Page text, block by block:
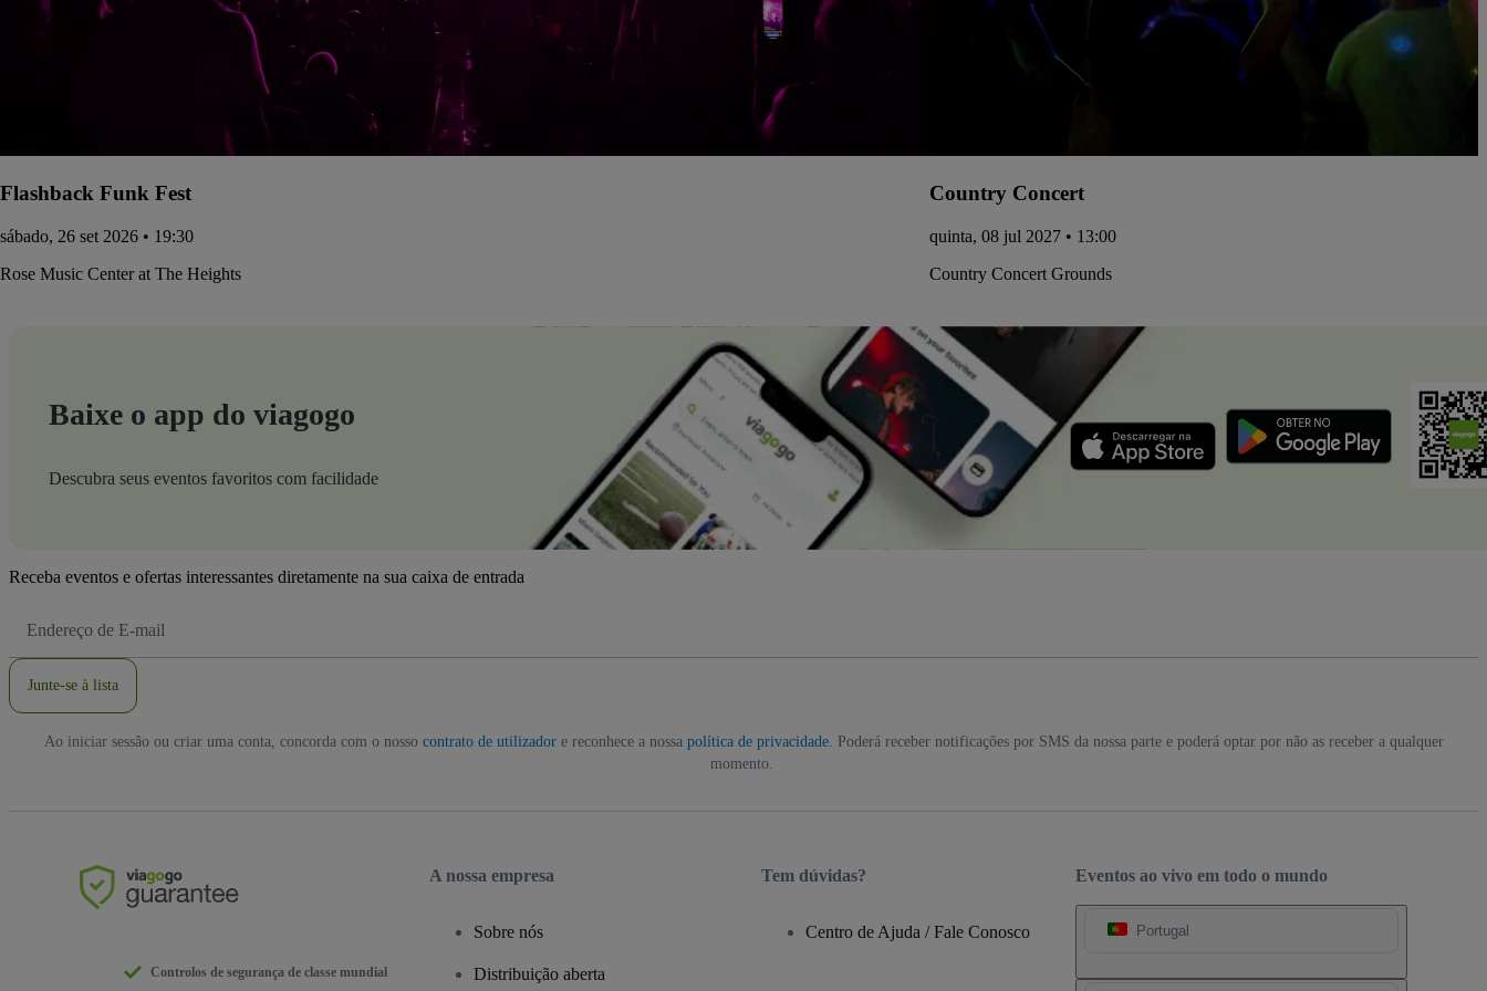
Flashback Funk Fest
sábado, 26 set 2026 • 19:30
Rose Music Center at The Heights
Country Concert
quinta, 08 jul 2027 • 13:00
Country Concert Grounds
Baixe o app do viagogo
Descubra seus eventos favoritos com facilidade
Receba eventos e ofertas interessantes diretamente na sua caixa de entrada
de
Junte-se à lista
Ao iniciar sessão ou criar uma conta, concorda com o nosso contrato de utilizadore reconhece a nossa política de privacidade. Poderá receber notificações por SMS da nossa parte e poderá optar por não as receber a qualquer
momento.
Eventos ao vivo em todo o mundo
Portugal
Controlos de segurança de classe mundial
A nossa empresa
Sobre nós
Distribuição aberta
Tem dúvidas?
Centro de Ajuda / Fale Conosco